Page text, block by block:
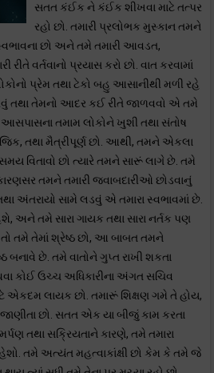
સતત કંઈક ને કંઈક શીખવા માટે તત્પર
રહો છો. તમારી પ્રલોભક મુસ્કાન તમને
છો અને તમે તમારી આવડત,
રીતે વર્તવાનો પ્રયાસ કરો છો. વાત કરવામાં
પ્રેમ તથા ટેકો બહુ આસાનીથી મળી રહે
તથા તેમનો આદર કઈ રીતે જાળવવો એ તમે
આસપાસના તમામ લોકોને ખુશી તથા સંતોષ
તથા મૈત્રીપૂર્ણ છો. આથી, તમને એકલા
વિતાવો છો ત્યારે તમને સારૂં લાગે છે. તમે
તમને તમારી જવાબદારીઓ છોડવાનું
અંતરાયો સામે લડવું એ તમારા સ્વભાવમાં છે.
અને તમે સારા ગાયક તથા સારા નર્તક પણ
તો તમે તેમાં શ્રેષ્ઠ છો, આ બાબત તમને
બનાવે છે. તમે વાતોને ગુપ્ત રાખી શકતા
કોઈ ઉચ્ચ અધિકારીના અંગત સચિવ
એકદમ લાયક છો. તમારૂં શિક્ષણ ગમે તે હોય,
જાણીતા છો. સતત એક યા બીજું કામ કરતા
તથા સક્રિયતાને કારણે, તમે તમારા
તમે અત્યંત મહત્વાકાંક્ષી છો કેમ કે તમે જે